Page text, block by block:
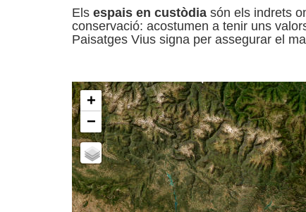
Els espais en custòdia són els indrets
conservació: acostumen a tenir uns
Paisatges Vius signa per assegurar el
+
−